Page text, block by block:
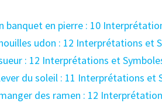
banquet en pierre : 10
udon : 12 Interprétations et
: 12 Interprétations et
du soleil : 11 Interprétations et
des ramen : 12